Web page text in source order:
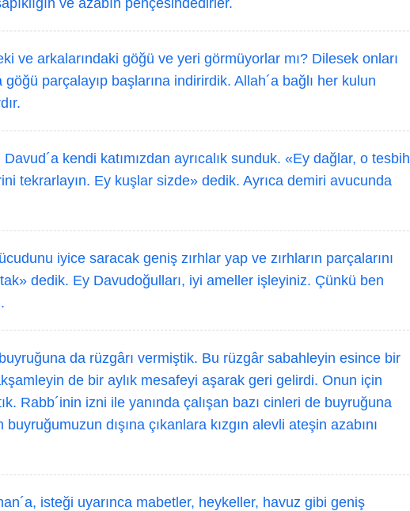
ve azabın pençesindedirler.
ve arkalarındaki göğü ve yeri görmüyorlar mı? Dilesek onları
parçalayıp başlarına indirirdik. Allah´a bağlı her kulun
kendi katımızdan ayrıcalık sunduk. «Ey dağlar, o tesbih
tekrarlayın. Ey kuşlar sizde» dedik. Ayrıca demiri avucunda
iyice saracak geniş zırhlar yap ve zırhların parçalarını
dedik. Ey Davudoğulları, iyi ameller işleyiniz. Çünkü ben
da rüzgârı vermiştik. Bu rüzgâr sabahleyin esince bir
de bir aylık mesafeyi aşarak geri gelirdi. Onun için
Rabb´inin izni ile yanında çalışan bazı cinleri de buyruğuna
dışına çıkanlara kızgın alevli ateşin azabını
isteği uyarınca mabetler, heykeller, havuz gibi geniş